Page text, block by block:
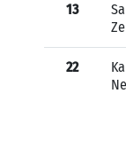
13
22